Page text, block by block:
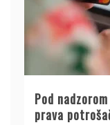
Pod
prava